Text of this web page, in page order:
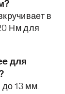
в
Нм для
для
13 мм.